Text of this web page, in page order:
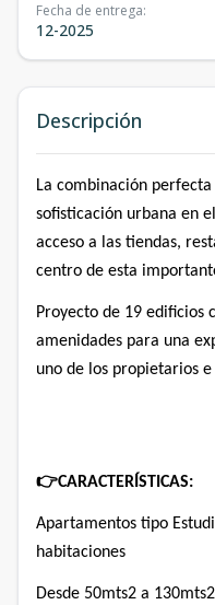
Fecha de entrega:
12-2025
Descripción
La combinación
sofisticación urbana en
acceso a las tiendas,
centro de esta
Proyecto de 19 edificios
amenidades para una
uno de los propietarios
👉CARACTERÍSTICAS:
Apartamentos tipo
habitaciones
Desde 50mts2 a 130mts2